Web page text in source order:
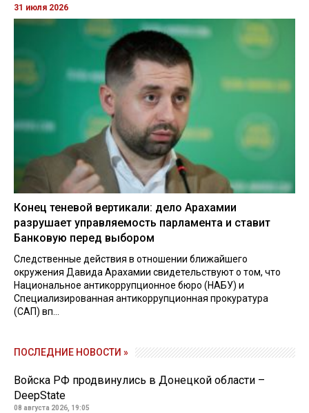
31 июля 2026
Конец теневой вертикали: дело Арахамии
разрушает управляемость парламента и ставит
Банковую перед выбором
Следственные действия в отношении ближайшего
окружения Давида Арахамии свидетельствуют о том, что
Национальное антикоррупционное бюро (НАБУ) и
Специализированная антикоррупционная прокуратура
(САП) вп...
ПОСЛЕДНИЕ НОВОСТИ »
Войска РФ продвинулись в Донецкой области –
DeepState
08 августа 2026, 19:05